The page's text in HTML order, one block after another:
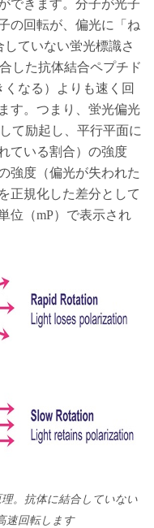
できます。分子が光子
の回転が、偏光に「ね
ていない蛍光標識さ
した抗体結合ペプチド
くなる）よりも速く回
す。つまり、蛍光偏光
て励起し、平行平面に
ている割合）の強度
強度（偏光が失われた
正規化した差分として
位（mP）で表示され
。抗体に結合していない
速回転します